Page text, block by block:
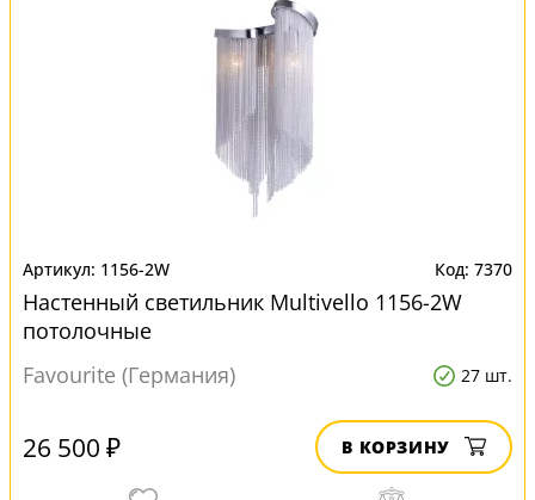
1156-2W 7370
Настенный светильник Multivello 1156-2W
потолочные
Favourite (Германия)
27 шт.
26 500 ₽ В КОРЗИНУ